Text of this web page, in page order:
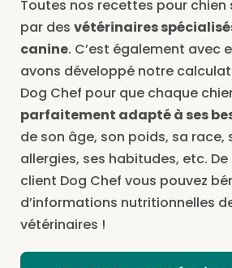
Toutes nos recettes pour chien
par des vétérinaires
canine. C’est également avec
avons développé notre
Dog Chef pour que chaque
parfaitement adapté à ses
de son âge, son poids, sa race,
allergies, ses habitudes, etc.
client Dog Chef vous pouvez
d’informations nutritionnelles
vétérinaires !